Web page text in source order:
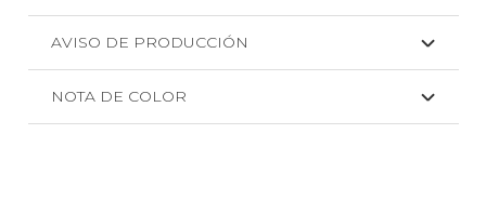
AVISO DE PRODUCCIÓN
NOTA DE COLOR